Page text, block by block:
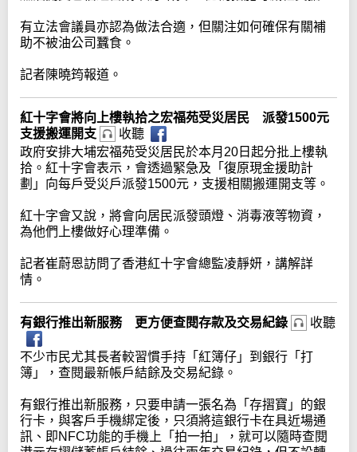
有立法會議員亦認為做法合適，但關注如何確保有關補
助不被油公司蠶食。
記者陳曉筠報道。
紅十字會將向上樓執拾之宏福苑受災居民 派發1500元
支援搬運開支
收聽
政府安排大埔宏福苑受災居民於本月20日起分批上樓執
拾。紅十字會表示，會透過緊急及「復原現金援助計
劃」向每戶受災戶派發1500元，支援相關搬運開支等。
紅十字會又說，將會向居民派發頭燈、消毒液等物資，
為他們上樓做好心理準備。
記者崔蔚恩訪問了香港紅十字會總監凌靜妍，講解詳
情。
有銀行推出新服務 更方便查閱存款及交易紀錄 收聽
不少市民尤其長者較習慣手持「紅簿仔」到銀行「打
簿」，查閱最新帳戶結餘及交易紀錄。
有銀行推出新服務，只要申請一張名為「存摺寶」的銀
行卡，與客戶手機綁定後，只須將這銀行卡在具近場通
訊、即NFC功能的手機上「拍一拍」，就可以隨時查閱